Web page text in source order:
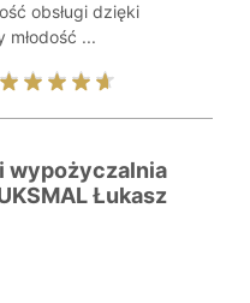
obsługi dzięki
młodość ...
wypożyczalnia
Łukasz